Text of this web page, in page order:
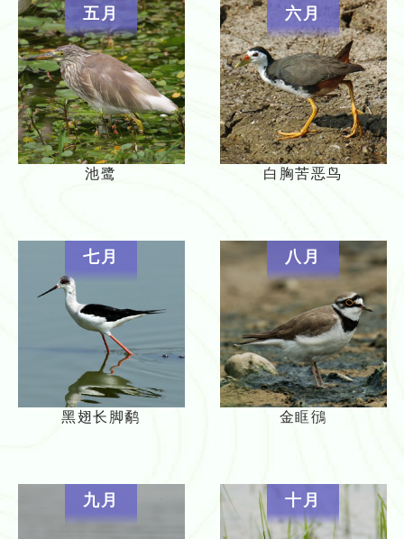
五月
池鹭
六月
白胸苦恶鸟
七月
黑翅长脚鹬
八月
金眶鴴
九月 十月